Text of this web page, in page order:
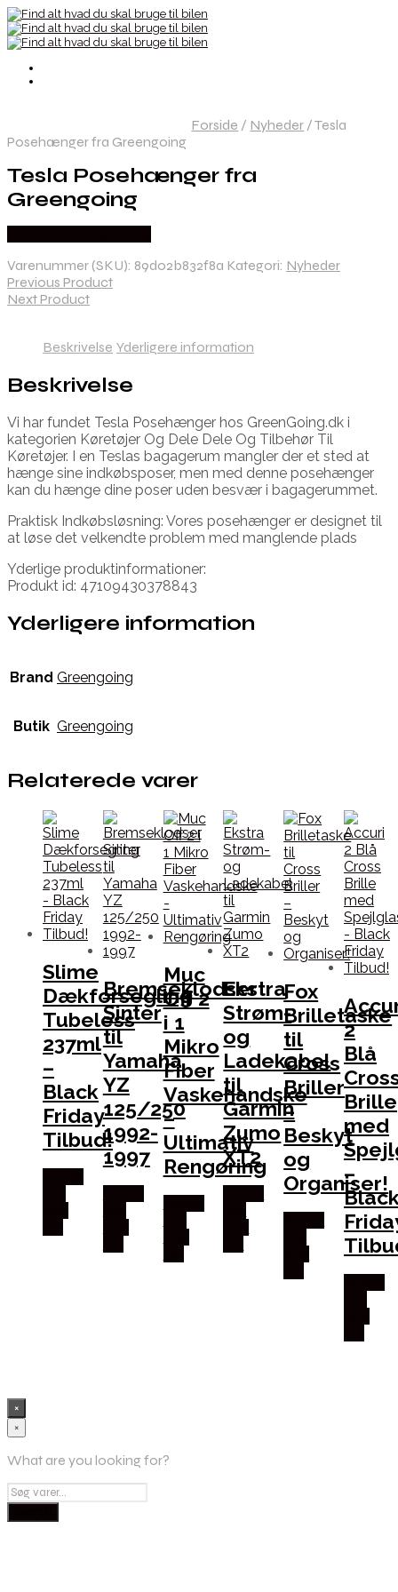
Forside / Nyheder /Tesla
Posehænger fra Greengoing
Tesla Posehænger fra
Greengoing
Varenummer (SKU): 89d02b832f8a Kategori: Nyheder
Previous Product
Next Product
Beskrivelse Yderligere information
Beskrivelse
Vi har fundet Tesla Posehænger hos GreenGoing.dk i
kategorien Køretøjer Og Dele Dele Og Tilbehør Til
Køretøjer. I en Teslas bagagerum mangler der et sted at
hænge sine indkøbsposer, men med denne posehænger
kan du hænge dine poser uden besvær i bagagerummet.
Praktisk Indkøbsløsning: Vores posehænger er designet til
at løse det velkendte problem med manglende plads
Yderlige produktinformationer:
Produkt id: 47109430378843
Yderligere information
Brand Greengoing
Butik Greengoing
Relaterede varer
Slime
Dækforsegling
Tubeless
237ml
–
Black
Friday
Tilbud!
Bremseklodser
Sinter
til
Yamaha
YZ
125/250
1992-
1997
Muc
Off 2
i 1
Mikro
Fiber
Vaskehandske
–
Ultimativ
Rengøring
Ekstra
Strøm-
og
Ladekabel
til
Garmin
Zumo
XT2
Fox
Brilletaske
til
Cross
Briller
–
Beskyt
og
Organiser!
2
Blå
Brille
med
–
×
×
What are you looking for?